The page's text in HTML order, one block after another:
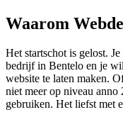
Waarom
Het startschot is gelost.
bedrijf in Bentelo en je
website te laten maken.
niet meer op niveau
gebruiken. Het liefst met